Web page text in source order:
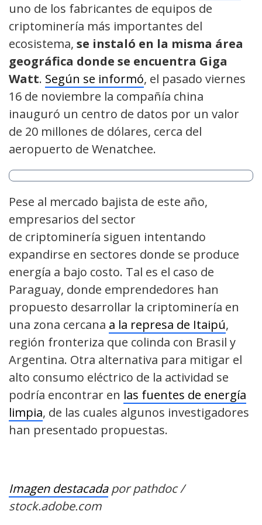
uno de los fabricantes de equipos de
criptominería más importantes del
ecosistema, se instaló en la misma área
geográfica donde se encuentra Giga
Watt. Según se informó, el pasado viernes
16 de noviembre la compañía china
inauguró un centro de datos por un valor
de 20 millones de dólares, cerca del
aeropuerto de Wenatchee.
Pese al mercado bajista de este año,
empresarios del sector
de criptominería siguen intentando
expandirse en sectores donde se produce
energía a bajo costo. Tal es el caso de
Paraguay, donde emprendedores han
propuesto desarrollar la criptominería en
una zona cercana a la represa de Itaipú,
región fronteriza que colinda con Brasil y
Argentina. Otra alternativa para mitigar el
alto consumo eléctrico de la actividad se
podría encontrar en las fuentes de energía
limpia, de las cuales algunos investigadores
han presentado propuestas.
Imagen destacadapor pathdoc /
stock.adobe.com